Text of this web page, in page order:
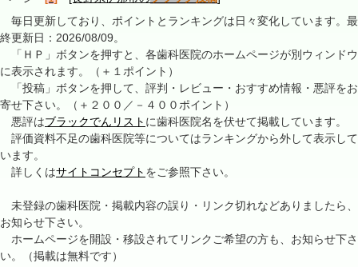
毎日更新しており、ポイントとランキングは日々変化しています。最
終更新日：2026/08/09。
「ＨＰ」ボタンを押すと、各歯科医院のホームページが別ウィンドウ
に表示されます。（＋１ポイント）
「投稿」ボタンを押して、評判・レビュー・おすすめ情報・悪評をお
寄せ下さい。（＋２００／－４００ポイント）
悪評はブラックでんリスト に歯科医院名を伏せて掲載しています。
評価資料不足の歯科医院等についてはランキングから外して表示して
います。
詳しくはサイトコンセプト をご参照下さい。
未登録の歯科医院・掲載内容の誤り・リンク切れなどありましたら、
お知らせ下さい。
ホームページを開設・移設されてリンクご希望の方も、お知らせ下さ
い。（掲載は無料です）